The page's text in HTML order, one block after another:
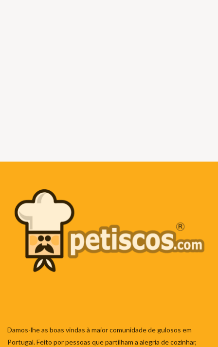
Damos-lhe as boas vindas à maior comunidade de gulosos em
Portugal. Feito por pessoas que partilham a alegria de cozinhar,